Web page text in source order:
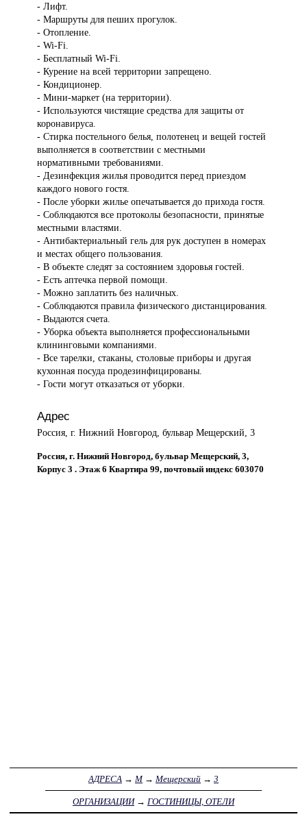
- Лифт.
- Маршруты для пеших прогулок.
- Отопление.
- Wi-Fi.
- Бесплатный Wi-Fi.
- Курение на всей территории запрещено.
- Кондиционер.
- Мини-маркет (на территории).
- Используются чистящие средства для защиты от
коронавируса.
- Стирка постельного белья, полотенец и вещей гостей
выполняется в соответствии с местными
нормативными требованиями.
- Дезинфекция жилья проводится перед приездом
каждого нового гостя.
- После уборки жилье опечатывается до прихода гостя.
- Соблюдаются все протоколы безопасности, принятые
местными властями.
- Антибактериальный гель для рук доступен в номерах
и местах общего пользования.
- В объекте следят за состоянием здоровья гостей.
- Есть аптечка первой помощи.
- Можно заплатить без наличных.
- Соблюдаются правила физического дистанцирования.
- Выдаются счета.
- Уборка объекта выполняется профессиональными
клининговыми компаниями.
- Все тарелки, стаканы, столовые приборы и другая
кухонная посуда продезинфицированы.
- Гости могут отказаться от уборки.
Адрес
Россия, г. Нижний Новгород, бульвар Мещерский, 3
Россия, г. Нижний Новгород, бульвар Мещерский, 3,
Корпус 3 . Этаж 6 Квартира 99, почтовый индекс 603070
АДРЕСА → М→ Мещерский → 3
ОРГАНИЗАЦИИ→ ГОСТИНИЦЫ, ОТЕЛИ